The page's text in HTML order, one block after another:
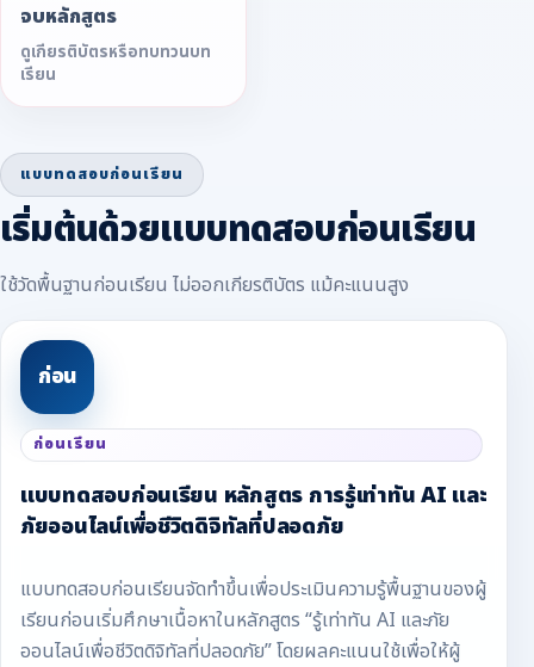
จบหลักสูตร
ดูเกียรติบัตรหรือทบทวนบท
เรียน
แบบทดสอบก่อนเรียน
เริ่มต้นด้วยแบบทดสอบก่อนเรียน
ใช้วัดพื้นฐานก่อนเรียน ไม่ออกเกียรติบัตร แม้คะแนนสูง
ก่อน
ก่อนเรียน
แบบทดสอบก่อนเรียน หลักสูตร การรู้เท่าทัน AI และ
ภัยออนไลน์เพื่อชีวิตดิจิทัลที่ปลอดภัย
แบบทดสอบก่อนเรียนจัดทำขึ้นเพื่อประเมินความรู้พื้นฐานของผู้
เรียนก่อนเริ่มศึกษาเนื้อหาในหลักสูตร “รู้เท่าทัน AI และภัย
ออนไลน์เพื่อชีวิตดิจิทัลที่ปลอดภัย” โดยผลคะแนนใช้เพื่อให้ผู้